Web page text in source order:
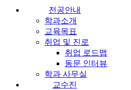
전공안내
학과소개
교육목표
취업 및 진로
취업 로드맵
동문 인터뷰
학과 사무실
교수진